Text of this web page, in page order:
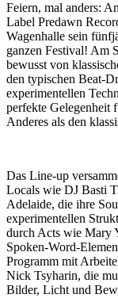
Feiern, mal anders:
Label Predawn
Wagenhalle sein
ganzen Festival! Am
bewusst von
den typischen Beat-
experimentellen
perfekte Gelegenheit
Anderes als den
Das Line-up
Locals wie DJ Basti
Adelaide, die ihre
experimentellen
durch Acts wie Mary
Spoken-Word-
Programm mit
Nick Tsyharin, die
Bilder, Licht und